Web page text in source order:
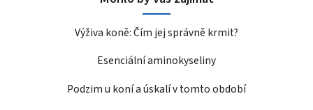
Výživa koně: Čím jej správně krmit?
Esenciální aminokyseliny
Podzim u koní a úskalí v tomto období